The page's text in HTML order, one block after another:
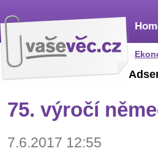
75. výročí
7.6.2017 12:55